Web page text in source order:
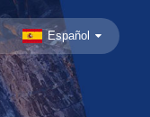
Español